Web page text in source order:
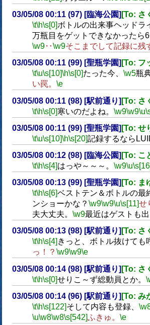
03/05/08 00:11 (97) [臨海公園] [To: さ
\t\h\s[0]ボトルの出来事ヘッドラ
万瓶目をゲットできなかったら
\w9‥\w9そこまでして記録に残
03/05/08 00:11 (99) [聖瓶学園] [To: フ
\t\u\s[10] \h\s[0] たった今、 \w5瓶
い罠。 \e
03/05/08 00:11 (98) [駅前通り] [To: さ
\t\h\s[0]寒いのだよね。 \w9\w9\u
03/05/08 00:11 (99) [聖瓶学園] [To: せ
\t\u\s[10]\h\s[20]記録するなら
03/05/08 00:12 (98) [臨海公園] [To: こ
\t\h\s[4]はっや～～～。 \w9\u
03/05/08 00:13 (99) [聖瓶学園] [To: ま
\t\h\s[6]ベストテン＆ボトルの最
ンショーかな？ \w9\w9\u\s[11]せ
夫大丈夫。 \w9最近はゲストも出
03/05/08 00:13 (98) [駅前通り] [To: さ
\t\h\s[4] きっと、ボトル抜けても
っ！？ \w9\w9\e
03/05/08 00:14 (98) [駅前通り] [To: さ
\t\h\s[0]せりこ～ず総動員とか。
03/05/08 00:14 (96) [駅前通り] [To: み
\t\h\s[122]そして内容も登録、
\u\w8\w8\s[542]ふきゅ。 \e